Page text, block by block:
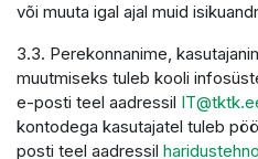
või muuta igal ajal muid
3.3. Perekonnanime,
muutmiseks tuleb kooli
e-posti teel aadressil
kontodega kasutajatel tuleb
posti teel aadressil